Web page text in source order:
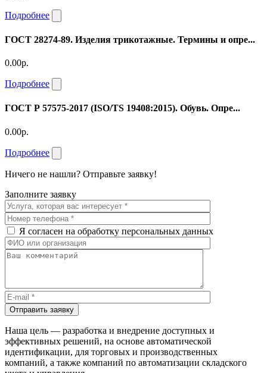
Подробнее
ГОСТ 28274-89. Изделия трикотажные. Термины и опре...
0.00р.
Подробнее
ГОСТ Р 57575-2017 (ISO/TS 19408:2015). Обувь. Опре...
0.00р.
Подробнее
Ничего не нашли? Отправьте заявку!
Заполните заявку
Я согласен на обработку персональных данных
Отправить заявку
Наша цель — разработка и внедрение доступных и
эффективных решений, на основе автоматической
идентификации, для торговых и производственных
компаний, а также компаний по автоматизации складского